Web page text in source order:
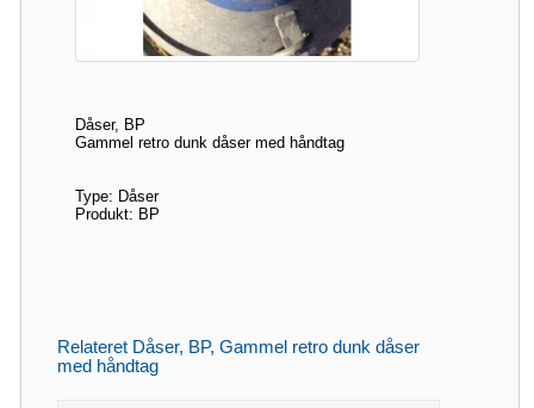
Dåser, BP
Gammel retro dunk dåser med håndtag
Type: Dåser
Produkt: BP
Relateret Dåser, BP, Gammel retro dunk dåser
med håndtag